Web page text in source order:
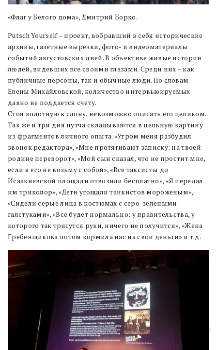
«Флаг у Белого дома», Дмитрий Борко.
Putsch Yourself – проект, вобравший в себя исторические
архивы, газетные вырезки, фото- и видеоматериалы
событий августовских дней. В объективе живые истории
людей, видевших все своими глазами. Среди них – как
публичные персоны, так и обычные люди. По словам
Елены Михайловской, количество интервьюируемых
давно не поддается счету.
Стоя вплотную к слону, невозможно описать его целиком.
Так же и три дня путча складываются в цельную картину
из фрагментов личного опыта. «Утром меня разбудил
звонок редактора», «Мне протягивают записку: на твоей
родине переворот», «Мой сын сказал, что не простит мне,
если я его не возьму с собой», «Все таксисты до
Исаакиевской площади отвозили бесплатно», «Я передал
им триколор», «Дети угощали танкистов мороженым»,
«Сидели серые лица в костюмах с серо-зелеными
галстуками», «Все будет нормально: у правительства, у
которого так трясутся руки, ничего не получится», «Жена
Гребенщикова потом кормила нас на свои деньги» и т.д.